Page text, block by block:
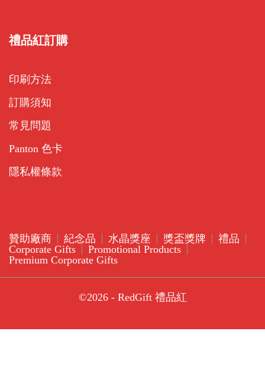
禮品紅訂購
印刷方法
訂購須知
常見問題
Panton 色卡
隱私權條款
贊助廠商 紀念品 水晶獎座 獎盃獎牌
禮品
Corporate Gifts
Promotional Products
Premium Corporate Gifts
©2026 - RedGift 禮品紅